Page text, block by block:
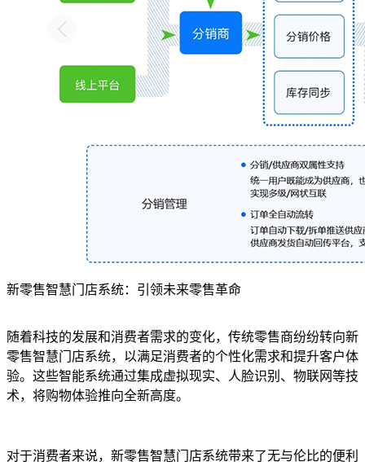
新零售智慧门店系统：引领未来零售革命
随着科技的发展和消费者需求的变化，传统零售商纷纷转向新
零售智慧门店系统，以满足消费者的个性化需求和提升客户体
验。这些智能系统通过集成虚拟现实、人脸识别、物联网等技
术，将购物体验推向全新高度。
对于消费者来说，新零售智慧门店系统带来了无与伦比的便利